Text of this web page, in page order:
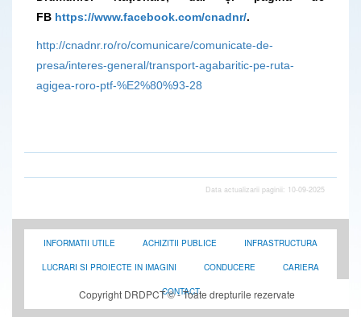
FB https://www.facebook.com/cnadnr/.
http://cnadnr.ro/ro/comunicare/comunicate-de-
presa/interes-general/transport-agabaritic-pe-ruta-
agigea-roro-ptf-%E2%80%93-28
Data actualizarii paginii: 10-09-2025
INFORMATII UTILE ACHIZITII PUBLICE INFRASTRUCTURA
LUCRARI SI PROIECTE IN IMAGINI CONDUCERE CARIERA
CONTACT
Copyright DRDPCT © - Toate drepturile rezervate